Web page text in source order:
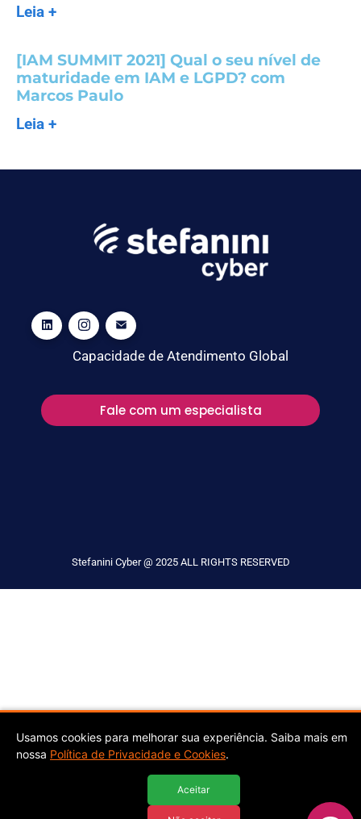
Leia +
[IAM SUMMIT 2021] Qual o seu nível de
maturidade em IAM e LGPD? com
Marcos Paulo
Leia +
Capacidade de Atendimento Global
Fale com um especialista
Usamos cookies para melhorar sua experiência. Saiba mais em
nossa Política de Privacidade e Cookies.
Aceitar
Stefanini Cyber @ 2025 ALL RIGHTS RESERVED